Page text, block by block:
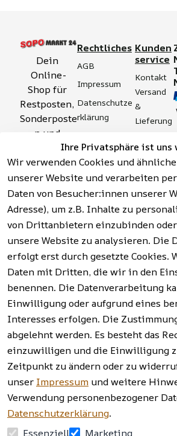
Ihre Privatsphäre ist
Wir verwenden Cookies und
unserer Website und verarbeiten
Daten von Besucher:innen unserer
Adresse), um z.B. Inhalte zu
von Drittanbietern einzubinden
unsere Website zu analysieren. Die
erfolgt erst durch gesetzte Cookies.
Daten mit Dritten, die wir in den
benennen. Die Datenverarbeitung
Einwilligung oder aufgrund eines
Interesses erfolgen. Die
abgelehnt werden. Es besteht das
einzuwilligen und die Einwilligung
Zeitpunkt zu ändern oder zu
unser Impressum und weitere
Verwendung personenbezogener
Datenschutzerklärung.
Essenziell
Marketing
Dein
Online-
Shop für
Restposten,
Sonderposte
n und
Aktionsartik
el rund um
Werkzeuge,
Garten,
Haushalt
und mehr.
Vertrag
widerrufen
Rechtliches
AGB
Impressum
Datenschutze
rklärung
tserklärung
Widerrufsrech
t
Hinweise zur
Batterieentso
rgung
Kunden
service
Kontakt
Versand
&
Lieferung
&
Sicherhei
t
Häufige
Fragen
(FAQ)
Facebook |
Instagram |
Newsletter
AGB |